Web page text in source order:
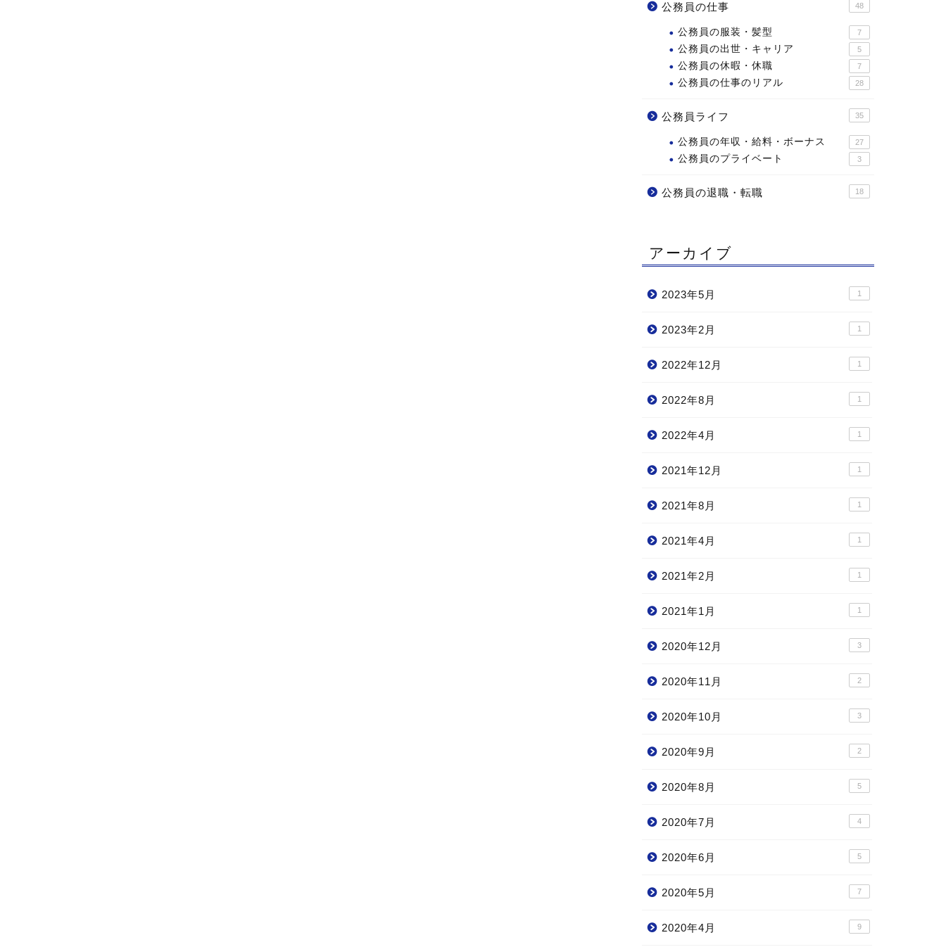
公務員の仕事 48
公務員の服装・髪型 7
公務員の出世・キャリア 5
公務員の休暇・休職 7
公務員の仕事のリアル 28
公務員ライフ 35
公務員の年収・給料・ボーナス 27
公務員のプライベート 3
公務員の退職・転職 18
アーカイブ
2023年5月 1
2023年2月 1
2022年12月 1
2022年8月 1
2022年4月 1
2021年12月 1
2021年8月 1
2021年4月 1
2021年2月 1
2021年1月 1
2020年12月 3
2020年11月 2
2020年10月 3
2020年9月 2
2020年8月 5
2020年7月 4
2020年6月 5
2020年5月 7
2020年4月 9